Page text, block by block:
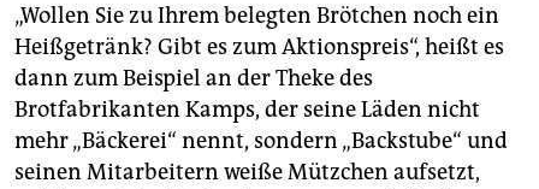
„Wollen Sie zu Ihrem belegten Brötchen noch ein
Heißgetränk? Gibt es zum Aktionspreis“, heißt es
dann zum Beispiel an der Theke des
Brotfabrikanten Kamps, der seine Läden nicht
mehr „Bäckerei“ nennt, sondern „Backstube“ und
seinen Mitarbeitern weiße Mützchen aufsetzt,